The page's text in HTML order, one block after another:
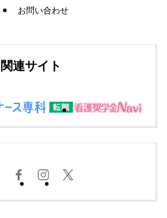
お問い合わせ
関連サイト